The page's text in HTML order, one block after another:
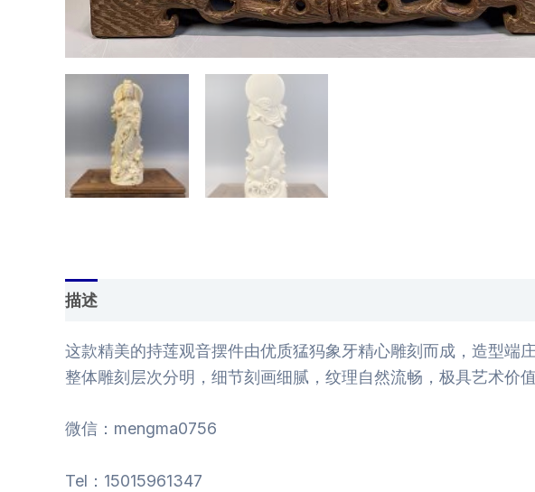
描述
这款精美的持莲观音摆件由优质猛犸象牙精心雕刻而成，造型端
整体雕刻层次分明，细节刻画细腻，纹理自然流畅，极具艺术价值
微信：mengma0756
Tel：15015961347